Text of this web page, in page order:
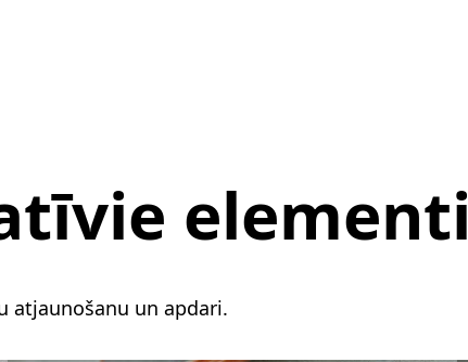
elementi
atjaunošanu un apdari.